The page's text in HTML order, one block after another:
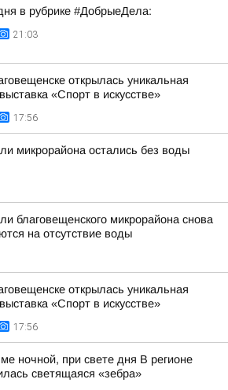
в рубрике #ДобрыеДела:
21:03
открылась уникальная
«Спорт в искусстве»
17:56
микрорайона остались без воды
благовещенского микрорайона снова
на отсутствие воды
открылась уникальная
«Спорт в искусстве»
17:56
ночной, при свете дня В регионе
светящаяся «зебра»